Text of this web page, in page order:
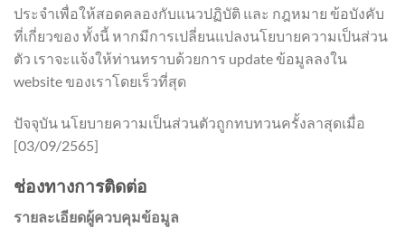
ประจำเพื่อให้สอดคลองกับแนวปฏิบัติ และ กฎหมาย ข้อบังคับ
ที่เกี่ยวของ ทั้งนี้ หากมีการเปลี่ยนแปลงนโยบายความเป็นส่วน
ตัว เราจะแจ้งให้ท่านทราบด้วยการ update ข้อมูลลงใน
website ของเราโดยเร็วที่สุด
ปัจจุบัน นโยบายความเป็นส่วนตัวถูกทบทวนครั้งลาสุดเมื่อ
[03/09/2565]
ช่องทางการติดต่อ
รายละเอียดผู้ควบคุมข้อมูล